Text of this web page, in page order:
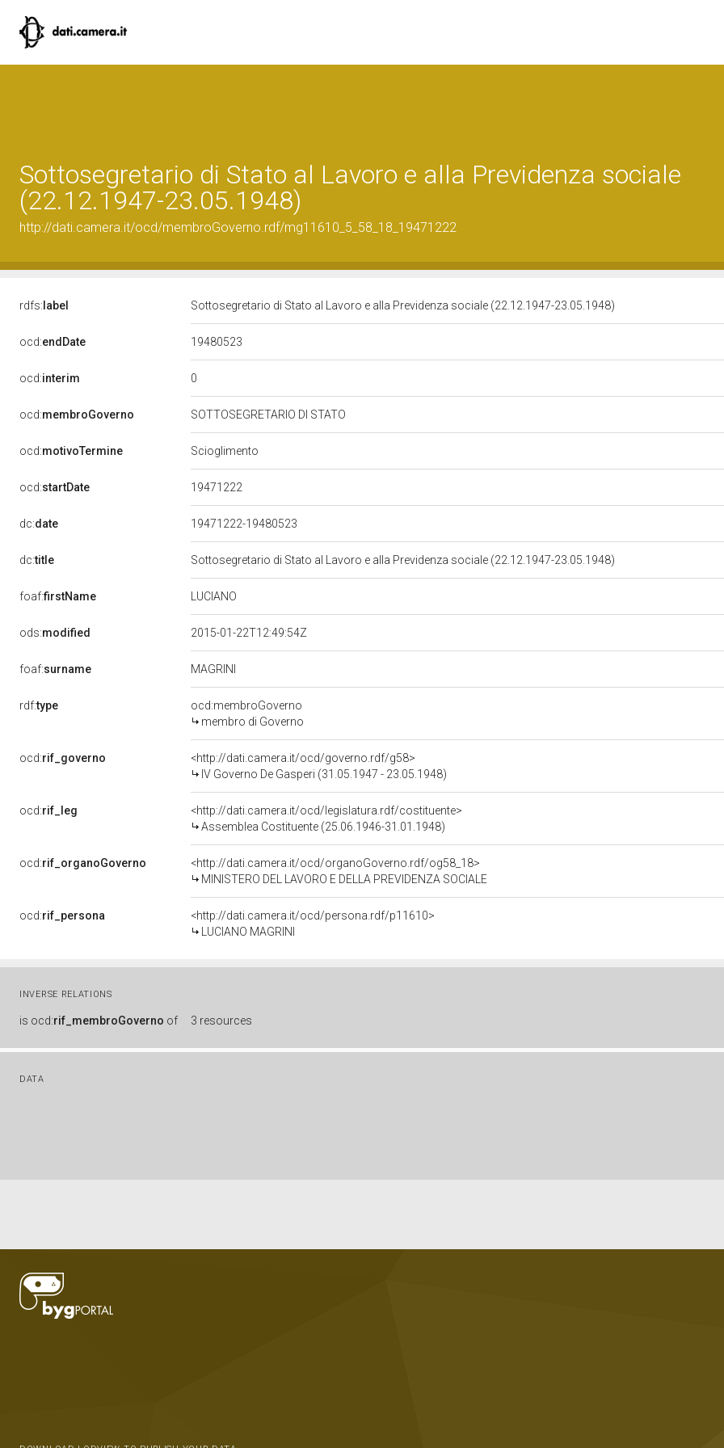
Sottosegretario di Stato al Lavoro e alla Previdenza sociale
(22.12.1947-23.05.1948)
http://dati.camera.it/ocd/membroGoverno.rdf/mg11610_5_58_18_19471222
rdfs: label Sottosegretario di Stato al Lavoro e alla Previdenza sociale (22.12.1947-23.05.1948)
ocd:endDate 19480523
ocd:interim 0
ocd:membroGoverno SOTTOSEGRETARIO DI STATO
ocd:motivoTermine Scioglimento
ocd:startDate 19471222
dc:date 19471222-19480523
dc:title Sottosegretario di Stato al Lavoro e alla Previdenza sociale (22.12.1947-23.05.1948)
foaf:firstName LUCIANO
ods:modified 2015-01-22T12:49:54Z
foaf:surname MAGRINI
rdf:type
ocd:membroGoverno
membro di Governo
ocd:rif_governo
<http://dati.camera.it/ocd/governo.rdf/g58>
IV Governo De Gasperi (31.05.1947 - 23.05.1948)
ocd:rif_leg
<http://dati.camera.it/ocd/legislatura.rdf/costituente>
Assemblea Costituente (25.06.1946-31.01.1948)
ocd:rif_organoGoverno
<http://dati.camera.it/ocd/organoGoverno.rdf/og58_18>
MINISTERO DEL LAVORO E DELLA PREVIDENZA SOCIALE
ocd:rif_persona
<http://dati.camera.it/ocd/persona.rdf/p11610>
LUCIANO MAGRINI
INVERSE RELATIONS
is ocd:rif_membroGoverno of 3 resources
DATA